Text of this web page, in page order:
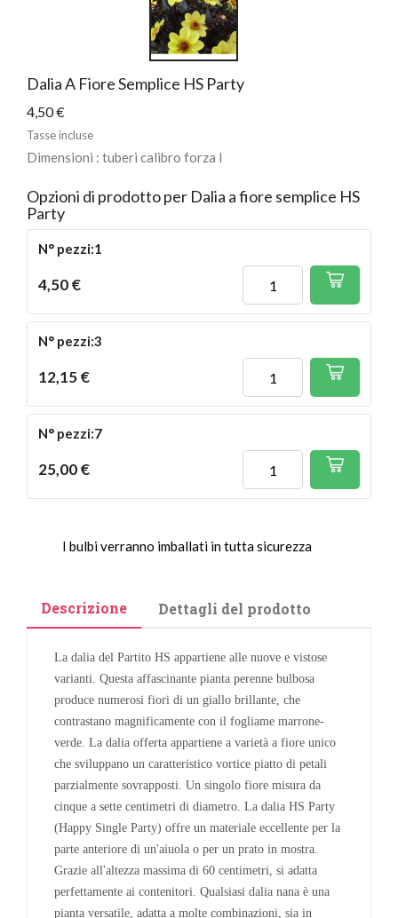
Dalia A Fiore Semplice HS Party
4,50 €
Tasse incluse
Dimensioni : tuberi calibro forza I
Opzioni di prodotto per Dalia a fiore semplice HS
Party
N° pezzi:1
4,50 €
N° pezzi:3
12,15 €
N° pezzi:7
25,00 €
I bulbi verranno imballati in tutta sicurezza
Descrizione Dettagli del prodotto
La dalia del Partito HS appartiene alle nuove e vistose
varianti. Questa affascinante pianta perenne bulbosa
produce numerosi fiori di un giallo brillante, che
contrastano magnificamente con il fogliame marrone-
verde. La dalia offerta appartiene a varietà a fiore unico
che sviluppano un caratteristico vortice piatto di petali
parzialmente sovrapposti. Un singolo fiore misura da
cinque a sette centimetri di diametro. La dalia HS Party
(Happy Single Party) offre un materiale eccellente per la
parte anteriore di un'aiuola o per un prato in mostra.
Grazie all'altezza massima di 60 centimetri, si adatta
perfettamente ai contenitori. Qualsiasi dalia nana è una
pianta versatile, adatta a molte combinazioni, sia in